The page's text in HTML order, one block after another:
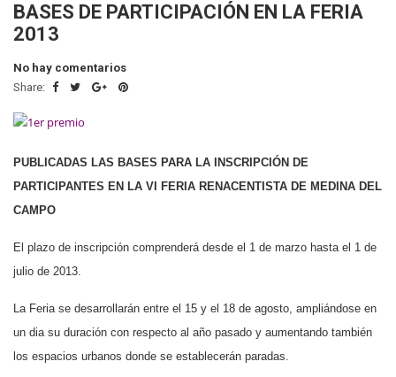
BASES DE PARTICIPACIÓN EN LA FERIA
2013
No hay comentarios
Share:
PUBLICADAS LAS BASES PARA LA INSCRIPCIÓN DE
PARTICIPANTES EN LA VI FERIA RENACENTISTA DE MEDINA DEL
CAMPO
El plazo de inscripción comprenderá desde el 1 de marzo hasta el 1 de
julio de 2013.
La Feria se desarrollarán entre el 15 y el 18 de agosto, ampliándose en
un dia su duración con respecto al año pasado y aumentando también
los espacios urbanos donde se establecerán paradas.